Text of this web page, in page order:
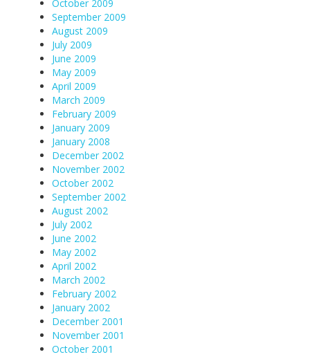
October 2009
September 2009
August 2009
July 2009
June 2009
May 2009
April 2009
March 2009
February 2009
January 2009
January 2008
December 2002
November 2002
October 2002
September 2002
August 2002
July 2002
June 2002
May 2002
April 2002
March 2002
February 2002
January 2002
December 2001
November 2001
October 2001